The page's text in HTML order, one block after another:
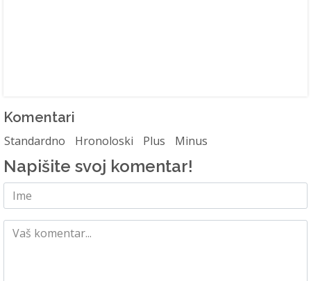
Komentari
Standardno Hronoloski Plus Minus
Napišite svoj komentar!